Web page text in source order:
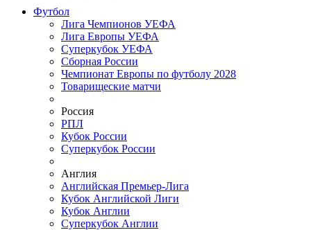
Футбол
Лига Чемпионов УЕФА
Лига Европы УЕФА
Суперкубок УЕФА
Сборная России
Чемпионат Европы по футболу 2028
Товарищеские матчи
Россия
РПЛ
Кубок России
Суперкубок России
Англия
Английская Премьер-Лига
Кубок Английской Лиги
Кубок Англии
Суперкубок Англии